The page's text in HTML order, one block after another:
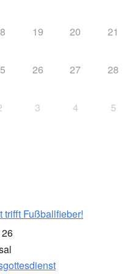
19 20 21
26 27 28
3 4 5
trifft Fußballfieber!